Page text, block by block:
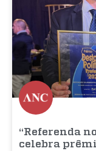
“Referenda
celebra